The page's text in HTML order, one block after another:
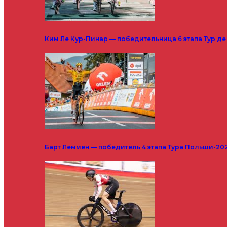
Ким Ле Кур-Пинар — победительница 6 этапа Тур
Барт Леммен — победитель 4 этапа Тура Польши-